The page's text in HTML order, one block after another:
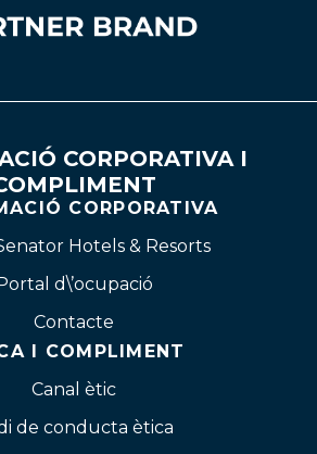
CORPORATIVA I
CORPORATIVA
Hotels & Resorts
Portal d\’ocupació
Contacte
I COMPLIMENT
Canal ètic
de conducta ètica